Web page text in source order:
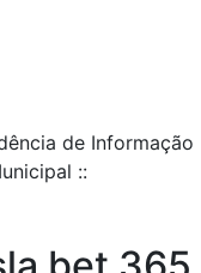
de Informação
::